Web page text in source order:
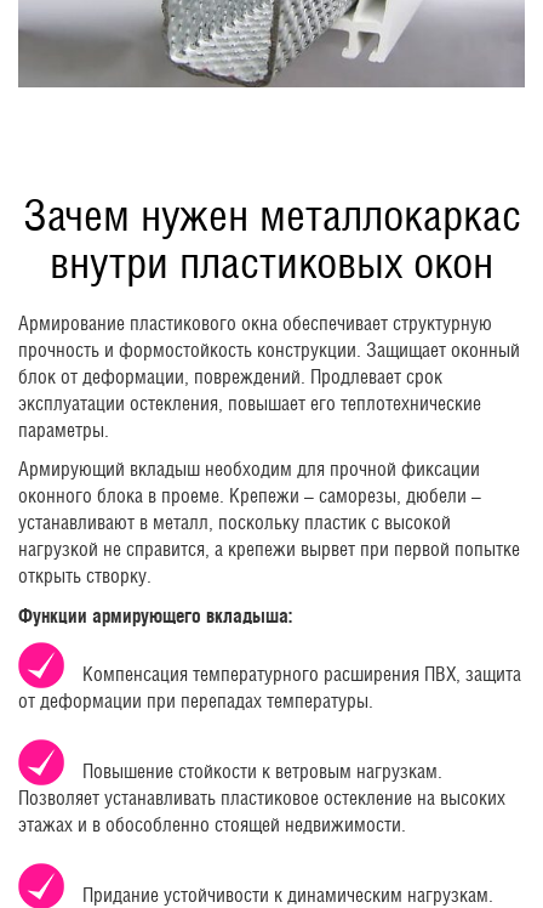
Зачем нужен металлокаркас
внутри пластиковых окон
Армирование пластикового окна обеспечивает структурную
прочность и формостойкость конструкции. Защищает оконный
блок от деформации, повреждений. Продлевает срок
эксплуатации остекления, повышает его теплотехнические
параметры.
Армирующий вкладыш необходим для прочной фиксации
оконного блока в проеме. Крепежи – саморезы, дюбели –
устанавливают в металл, поскольку пластик с высокой
нагрузкой не справится, а крепежи вырвет при первой попытке
открыть створку.
Функции армирующего вкладыша:
Компенсация температурного расширения ПВХ, защита
от деформации при перепадах температуры.
Повышение стойкости к ветровым нагрузкам.
Позволяет устанавливать пластиковое остекление на высоких
этажах и в обособленно стоящей недвижимости.
Придание устойчивости к динамическим нагрузкам.